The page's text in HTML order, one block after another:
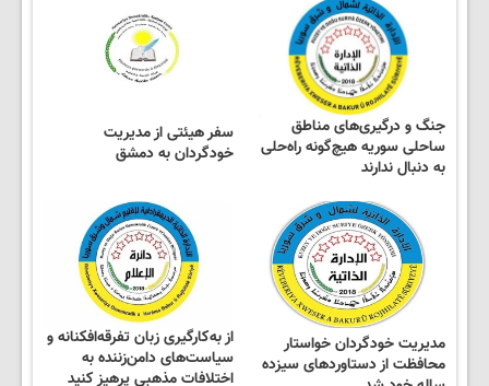
جنگ و درگیری‌های مناطق
ساحلی سوریه هیچ‌گونه راه‌حلی
به دنبال ندارند
سفر هیئتی از مدیریت
خودگردان به دمشق
مدیریت خودگردان خواستار
محافظت از دستاوردهای سیزده‌
از به‌کارگیری زبان تفرقه‌افکنانه و
سیاست‌های دامن‌زننده به
اختلافات مذهبی پرهیز کنید